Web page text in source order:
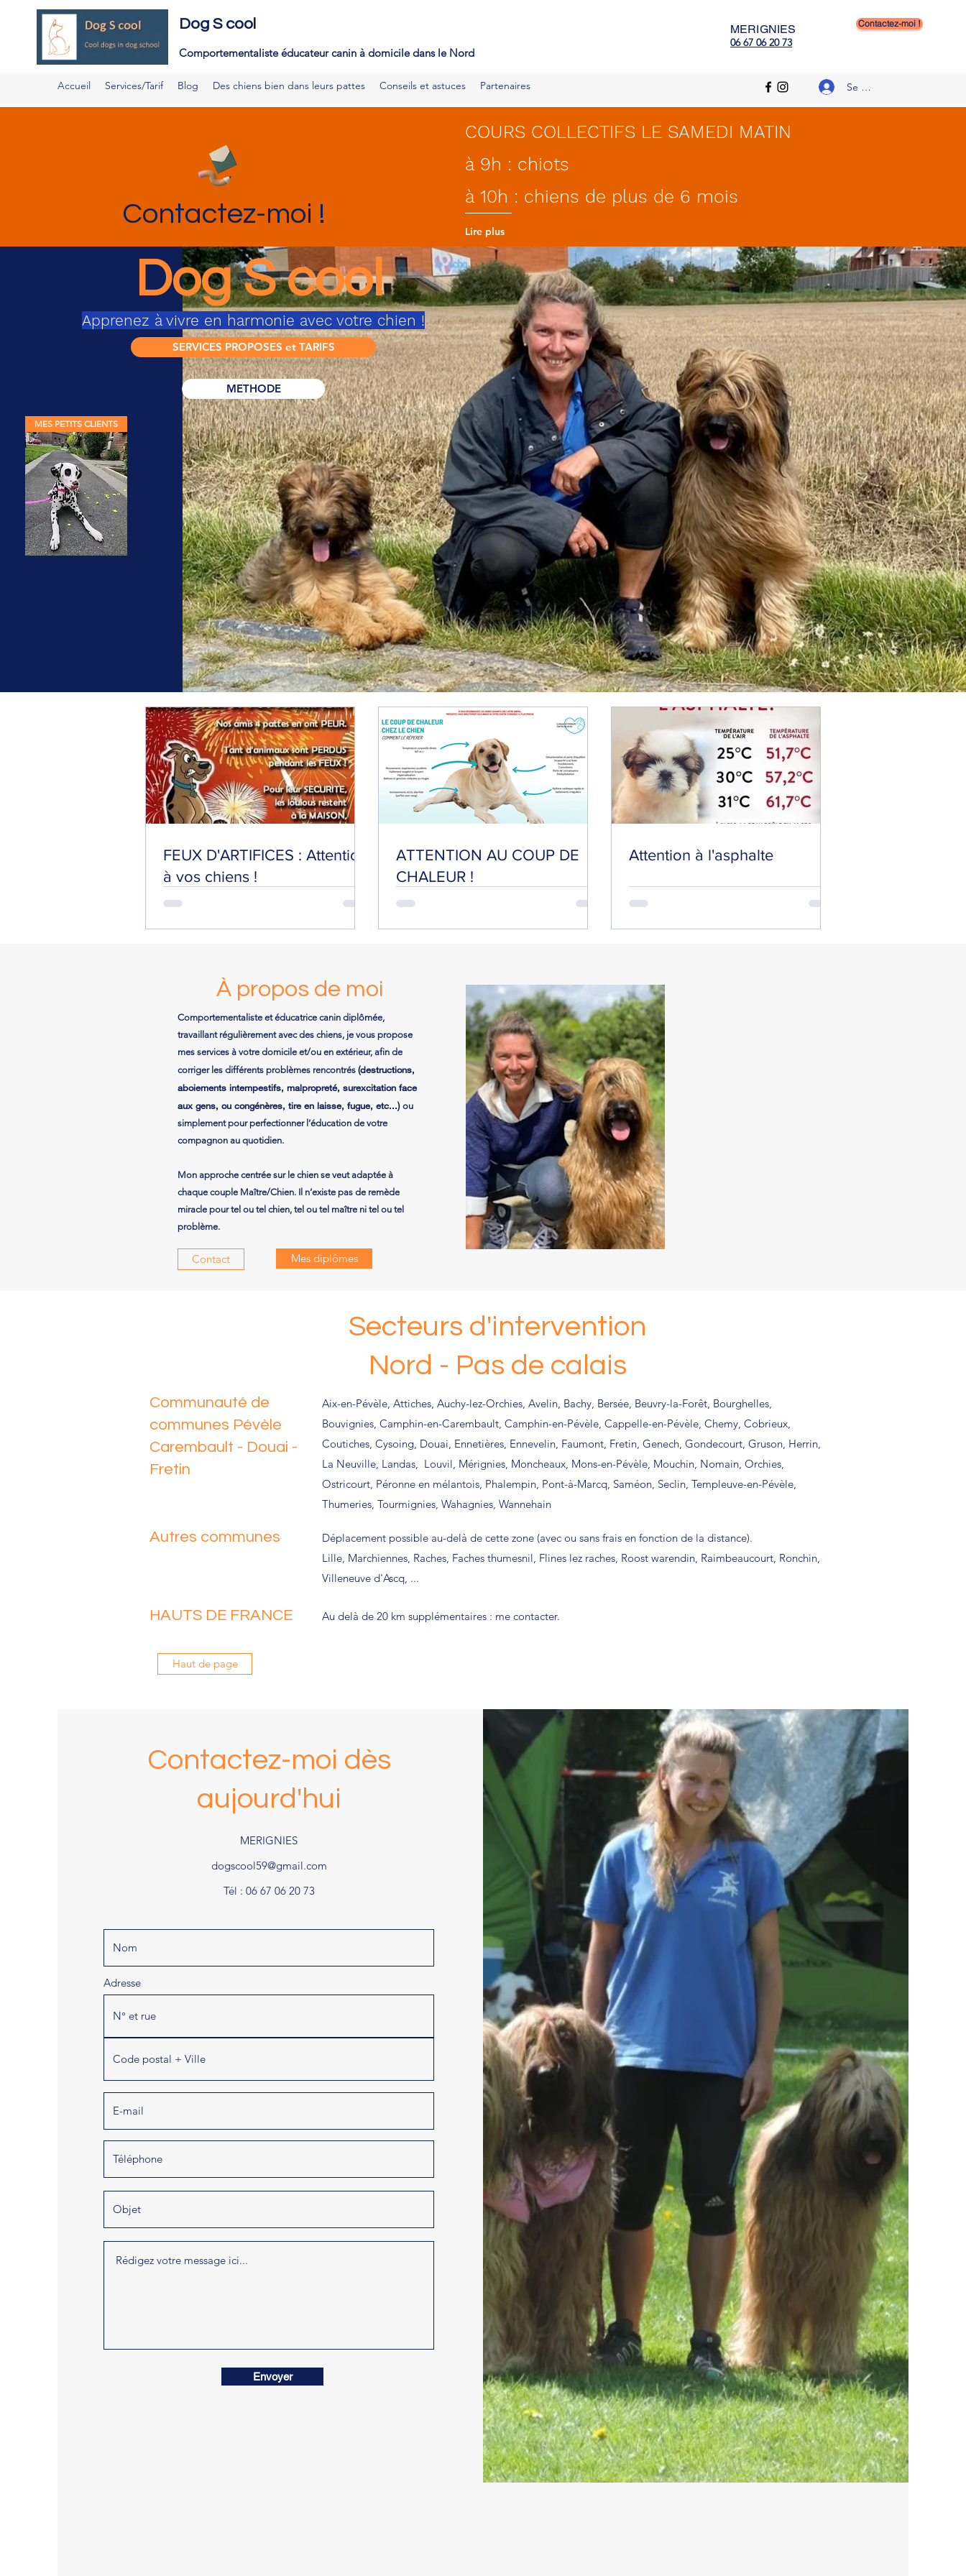
Dog S cool
Comportementaliste éducateur canin à domicile dans le Nord
06 67 06 20 73
MERIGNIES Contactez-moi !
Accueil Services/Tarif Blog Des chiens bien dans leurs pattes Conseils et astuces Partenaires Se connecter
Contactez-moi !
COURS COLLECTIFS LE SAMEDI MATIN
à 9h : chiots
à 10h : chiens de plus de 6 mois
Lire plus
Dog S cool
Apprenez à vivre en harmonie avec votre chien !
SERVICES PROPOSES et TARIFS
METHODE
MES PETITS CLIENTS
Education canine
Bilan comportemental - Rééducation
Préparation à l'acquisition
Promenades - dog sitting
Sorties canines en groupe
Garde d'animaux à leur domicile...
FEUX D'ARTIFICES : Attention
à vos chiens !
ATTENTION AU COUP DE
CHALEUR !
Attention à l'asphalte
À propos de moi
Comportementaliste et éducatrice canin diplômée,
travaillant régulièrement avec des chiens, je vous propose
mes services à votre domicile et/ou en extérieur, afin de
corriger les différents problèmes rencontrés (destructions,
aboiements intempestifs, malpropreté, surexcitation face
aux gens, ou congénères, tire en laisse, fugue, etc...) ou
simplement pour perfectionner l’éducation de votre
compagnon au quotidien.
Mon approche centrée sur le chien se veut adaptée à
chaque couple Maître/Chien. Il n’existe pas de remède
miracle pour tel ou tel chien, tel ou tel maître ni tel ou tel
problème.
Contact Mes diplômes
Communauté de
communes Pévèle
Carembault - Douai -
Fretin
Aix-en-Pévèle, Attiches, Auchy-lez-Orchies, Avelin, Bachy, Bersée, Beuvry-la-Forêt, Bourghelles,
Bouvignies, Camphin-en-Carembault, Camphin-en-Pévèle, Cappelle-en-Pévèle, Chemy, Cobrieux,
Coutiches, Cysoing, Douai, Ennetières, Ennevelin, Faumont, Fretin, Genech, Gondecourt, Gruson, Herrin,
La Neuville, Landas, Louvil, Mérignies, Moncheaux, Mons-en-Pévèle, Mouchin, Nomain, Orchies,
Ostricourt, Péronne en mélantois, Phalempin, Pont-à-Marcq, Saméon, Seclin, Templeuve-en-Pévèle,
Thumeries, Tourmignies, Wahagnies, Wannehain
Secteurs d'intervention
Nord - Pas de calais
Autres communes
Déplacement possible au-delà de cette zone (avec ou sans frais en fonction de la distance).
Lille, Marchiennes, Raches, Faches thumesnil, Flines lez raches, Roost warendin, Raimbeaucourt, Ronchin,
Villeneuve d'Ascq, ...
HAUTS DE FRANCE Au delà de 20 km supplémentaires : me contacter.
Haut de page
Contactez-moi dès
aujourd'hui
MERIGNIES
dogscool59@gmail.com
Tél : 06 67 06 20 73
Adresse
Envoyer